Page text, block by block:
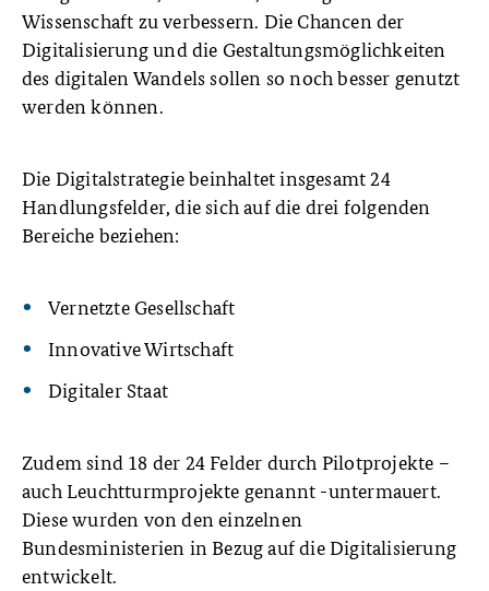
Wissenschaft zu verbessern. Die Chancen der
Digitalisierung und die Gestaltungsmöglichkeiten
des digitalen Wandels sollen so noch besser genutzt
werden können.
Die Digitalstrategie beinhaltet insgesamt 24
Handlungsfelder, die sich auf die drei folgenden
Bereiche beziehen:
Vernetzte Gesellschaft
Innovative Wirtschaft
Digitaler Staat
Zudem sind 18 der 24 Felder durch Pilotprojekte –
auch Leuchtturmprojekte genannt -untermauert.
Diese wurden von den einzelnen
Bundesministerien in Bezug auf die Digitalisierung
entwickelt.